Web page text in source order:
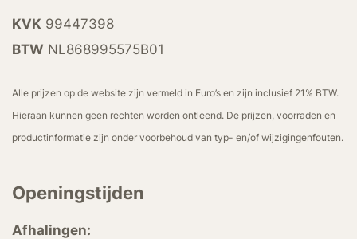
KVK 99447398
BTW NL868995575B01
Alle prijzen op de website zijn vermeld in Euro’s en zijn inclusief 21% BTW.
Hieraan kunnen geen rechten worden ontleend. De prijzen, voorraden en
productinformatie zijn onder voorbehoud van typ- en/of wijzigingenfouten.
Openingstijden
Afhalingen: